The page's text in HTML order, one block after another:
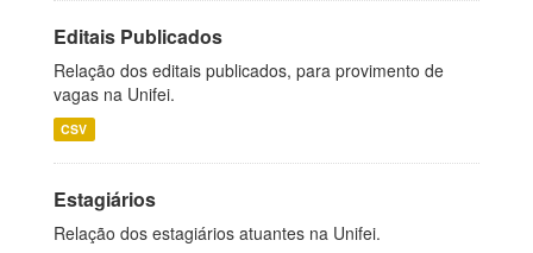
Editais Publicados
Relação dos editais publicados, para provimento de
vagas na Unifei.
CSV
Estagiários
Relação dos estagiários atuantes na Unifei.